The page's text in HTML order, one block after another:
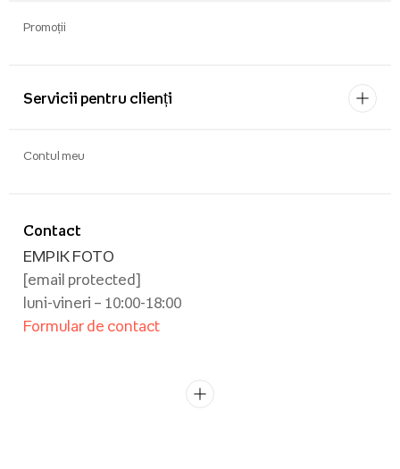
Promoții
Servicii pentru clienți
Contact
EMPIK FOTO
[email protected]
luni-vineri – 10:00-18:00
Formular de contact
Contul meu